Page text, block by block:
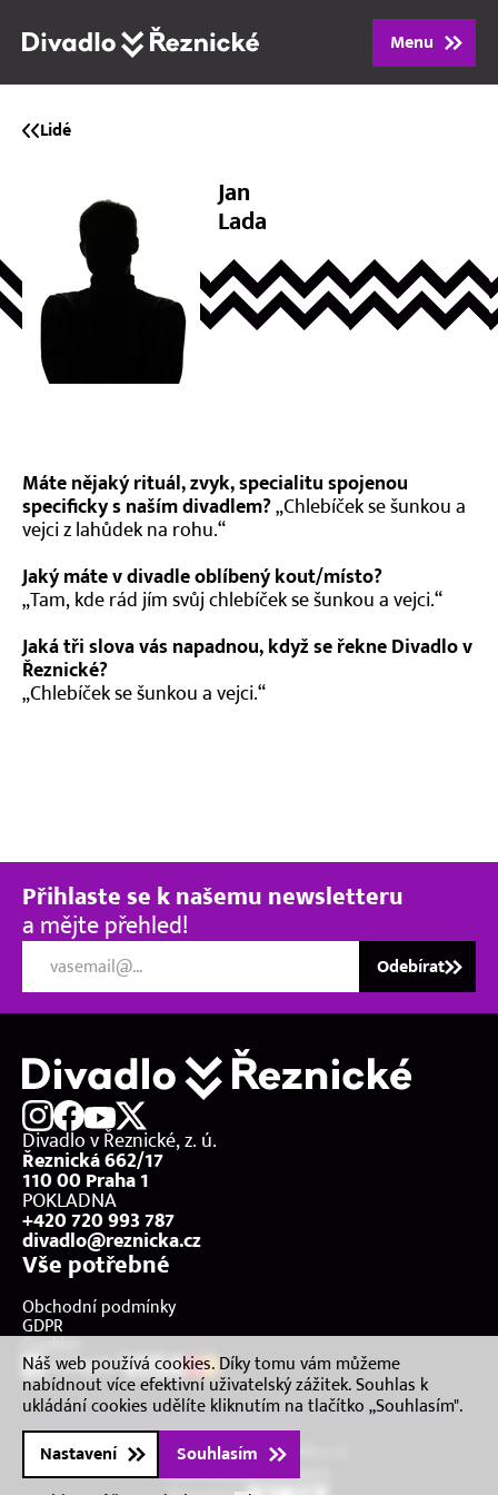
Menu
Program
Vstupenky
Dárkové poukazy
Kontakt
Lidé
Jan
Lada
Máte nějaký rituál, zvyk, specialitu spojenou
specificky s naším divadlem?„Chlebíček se šunkou a
vejci z lahůdek na rohu.“
Jaký máte v divadle oblíbený kout/místo?
„Tam, kde rád jím svůj chlebíček se šunkou a vejci.“
Jaká tři slova vás napadnou, když se řekne Divadlo v
Řeznické?
„Chlebíček se šunkou a vejci.“
Přihlaste se k našemu newsletteru
a mějte přehled!
Odebírat
Divadlo v Řeznické, z. ú.
Řeznická 662/17
110 00 Praha 1
POKLADNA
+420 720 993 787
divadlo@reznicka.cz
Vše potřebné
Obchodní podmínky
GDPR
Cookies
2026 © Divadlo v Řeznické, z. ú.
Všechna práva vyhrazena.
Náš web používá cookies. Díky tomu vám můžeme
nabídnout více efektivní uživatelský zážitek. Souhlas k
ukládání cookies udělíte kliknutím na tlačítko „Souhlasím".
Nastavení
Souhlasím